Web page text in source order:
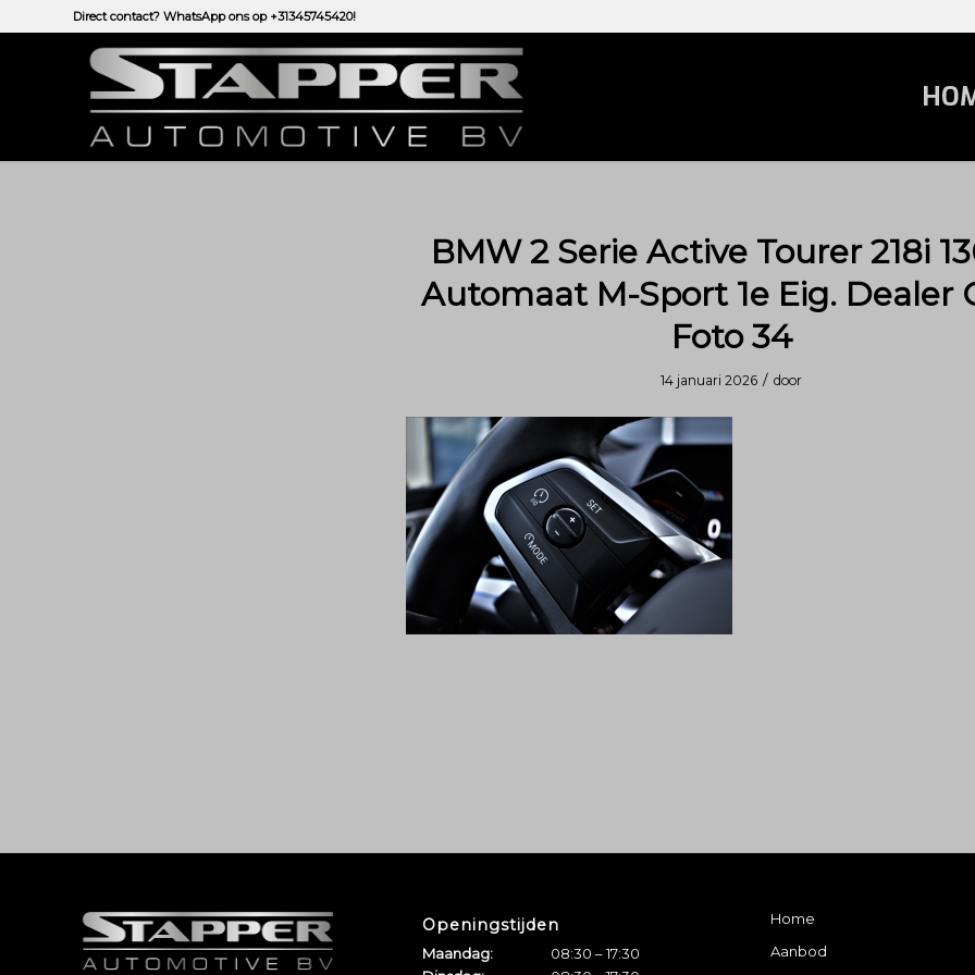
Direct contact? WhatsApp ons op +31345745420!
BMW 2 Serie Active Tourer 218i
Automaat M-Sport 1e Eig. Dealer
Foto 34
14 januari 2026 / door
Openingstijden
Maandag:
08:30 – 17:30
Home
Aanbod